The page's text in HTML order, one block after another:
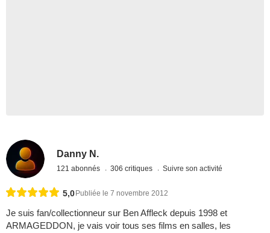
Danny N.
121 abonnés 306 critiques Suivre son activité
5,0 Publiée le 7 novembre 2012
Je suis fan/collectionneur sur Ben Affleck depuis 1998 et
ARMAGEDDON, je vais voir tous ses films en salles, les